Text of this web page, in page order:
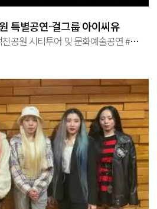
특별공연-걸그룹 아이씨유
연 #걸그룹 아이씨유 #아이씨유 #전주시 #덕진공원 #특별공연 #오후 5시 30 ...